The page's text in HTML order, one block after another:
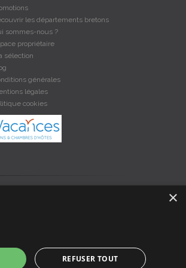
les départements bretons
sommes-nous ?
propriétaire
sélection
générales
légales
cookies
de petites annonces de location
×
REFUSER TOUT